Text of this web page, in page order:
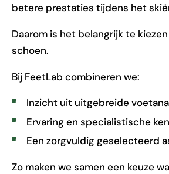
betere prestaties tijdens het
Daarom is het belangrijk te
schoen.
Bij FeetLab combineren we:
Inzicht uit uitgebreide
Ervaring en specialistische
Een zorgvuldig geselecteerd
Zo maken we samen een keuze